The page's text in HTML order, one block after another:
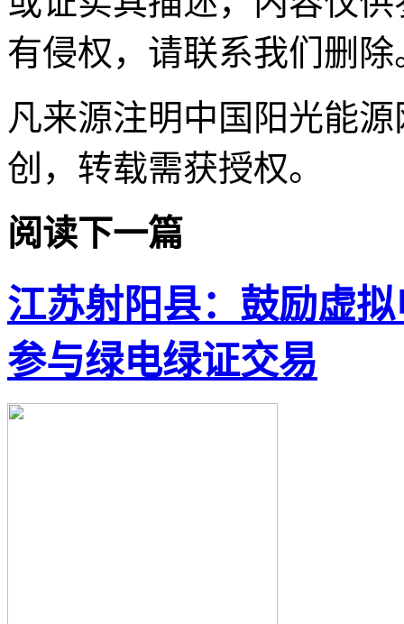
有侵权，请联系我们删除
凡来源注明中国阳光能
创，转载需获授权。
阅读下一篇
江苏射阳县：鼓励虚
参与绿电绿证交易